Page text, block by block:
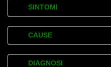
L’ependimoma,
cerebrali,
dall’Organizzazione
(OMS) in 4
specifiche
SINTOMI
In caso di
sintomi si
nell’arco di alcuni
CAUSE
Nella maggioranza
DIAGNOSI